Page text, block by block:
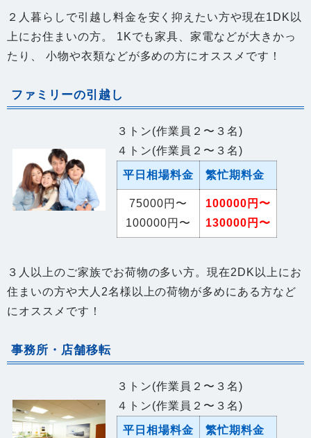
上にお住まいの方。 1Kでも家具、家電などが大きかっ
たり、 小物や衣類などが多めの方にオススメです！
３トン(作業員２〜３名)
４トン(作業員２〜３名)
平日相場料金 繁忙期料金
75000円〜
100000円〜
100000円〜
130000円〜
住まいの方や大人2名様以上の荷物が多めにある方など
にオススメです！
３トン(作業員２〜３名)
４トン(作業員２〜３名)
平日相場料金 繁忙期料金
75000円〜
100000円〜